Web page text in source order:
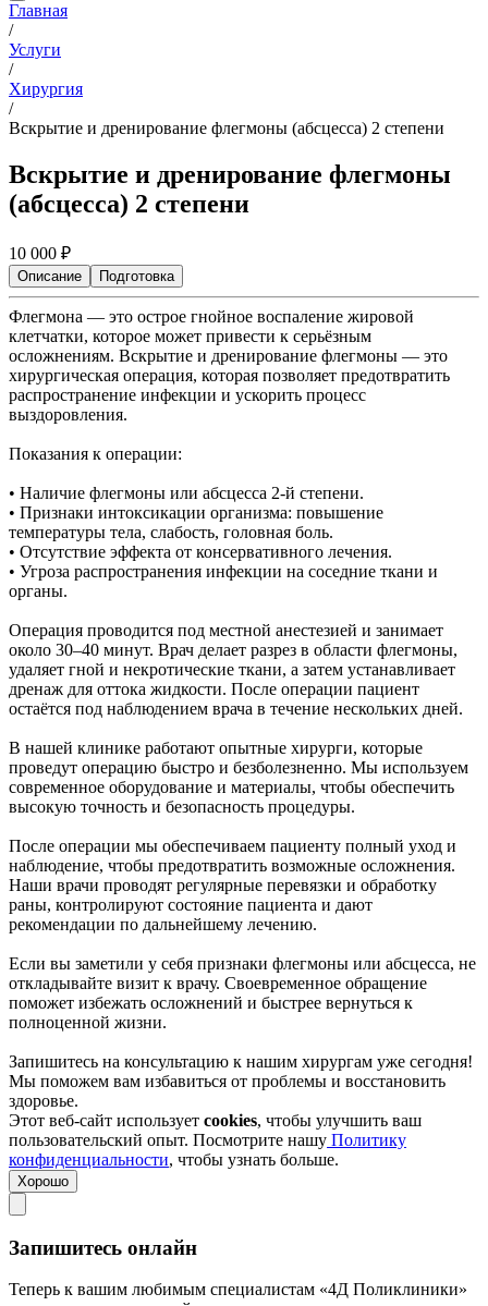
Главная
/
Услуги
/
Хирургия
/
Вскрытие и дренирование флегмоны (абсцесса) 2 степени
Вскрытие и дренирование флегмоны
(абсцесса) 2 степени
10 000 ₽
Описание Подготовка
Флегмона — это острое гнойное воспаление жировой
клетчатки, которое может привести к серьёзным
осложнениям. Вскрытие и дренирование флегмоны — это
хирургическая операция, которая позволяет предотвратить
распространение инфекции и ускорить процесс
выздоровления.
Показания к операции:
• Наличие флегмоны или абсцесса 2-й степени.
• Признаки интоксикации организма: повышение
температуры тела, слабость, головная боль.
• Отсутствие эффекта от консервативного лечения.
• Угроза распространения инфекции на соседние ткани и
органы.
Операция проводится под местной анестезией и занимает
около 30–40 минут. Врач делает разрез в области флегмоны,
удаляет гной и некротические ткани, а затем устанавливает
дренаж для оттока жидкости. После операции пациент
остаётся под наблюдением врача в течение нескольких дней.
В нашей клинике работают опытные хирурги, которые
проведут операцию быстро и безболезненно. Мы используем
современное оборудование и материалы, чтобы обеспечить
высокую точность и безопасность процедуры.
После операции мы обеспечиваем пациенту полный уход и
наблюдение, чтобы предотвратить возможные осложнения.
Наши врачи проводят регулярные перевязки и обработку
раны, контролируют состояние пациента и дают
рекомендации по дальнейшему лечению.
Если вы заметили у себя признаки флегмоны или абсцесса, не
откладывайте визит к врачу. Своевременное обращение
поможет избежать осложнений и быстрее вернуться к
полноценной жизни.
Запишитесь на консультацию к нашим хирургам уже сегодня!
Мы поможем вам избавиться от проблемы и восстановить
здоровье.
Этот веб-сайт использует cookies, чтобы улучшить ваш
пользовательский опыт. Посмотрите нашу Политику
конфиденциальности, чтобы узнать больше.
Хорошо
Запишитесь онлайн
Теперь к вашим любимым специалистам «4Д Поликлиники»